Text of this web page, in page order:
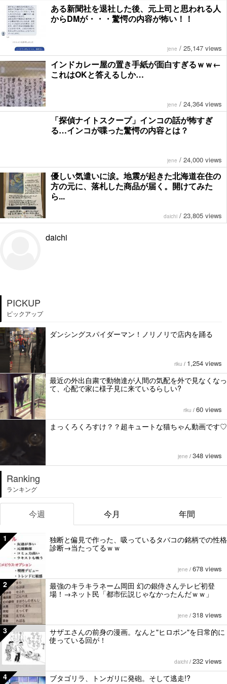
ある新聞社を退社した後、元上司と思われる人
からDMが・・・驚愕の内容が怖い！！
jene / 25,147 views
インドカレー屋の置き手紙が面白すぎるｗｗ←
これはOKと答えるしか…
jene / 24,364 views
「探偵ナイトスクープ」インコの話が怖すぎ
る…インコが喋った驚愕の内容とは？
jene / 24,000 views
優しい気遣いに涙。地震が起きた北海道在住の
方の元に、落札した商品が届く。開けてみた
ら...
daichi / 23,805 views
daichi
PICKUP
ピックアップ
ダンシングスパイダーマン！ノリノリで店内を踊る
riku / 1,254 views
最近の外出自粛で動物達が人間の気配を外で見なくなっ
て、心配で家に様子見に来ているらしい?
riku / 60 views
まっくろくろすけ？？超キュートな猫ちゃん動画です♡
jene / 348 views
Ranking
ランキング
今週 今月 年間
1
独断と偏見で作った、吸っているタバコの銘柄での性格
診断→当たってるｗｗ
jene / 678 views
2
最強のキラキラネーム岡田 幻の銀侍さんテレビ初登
場！→ネット民「都市伝説じゃなかったんだｗｗ」
jene / 318 views
3
サザエさんの前身の漫画。なんと"ヒロポン"を日常的に
使っている回が！
daichi / 232 views
4 ブタゴリラ、トンガリに発砲。そして逃走!?